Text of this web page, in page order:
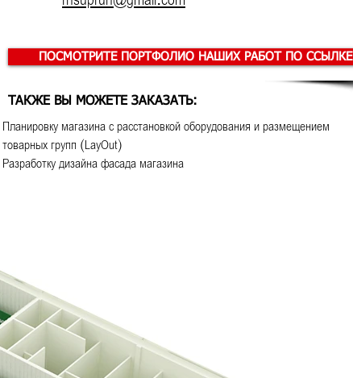
​ПОСМОТРИТЕ ПОРТФОЛИО НАШИХ РАБОТ ПО ССЫЛКЕ
ТАКЖЕ ВЫ МОЖЕТЕ ЗАКАЗАТЬ:
Планировку магазина с расстановкой оборудования и размещением
товарных групп (LayOut)
Разработку дизайна фасада магазина